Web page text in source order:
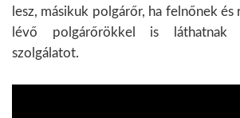
lesz, másikuk polgárőr, ha felnőnek és
lévő polgárőrökkel is
szolgálatot.